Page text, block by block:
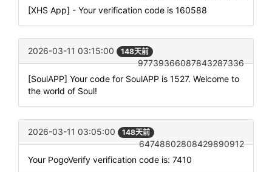
[XHS App] - Your verification code is 160588
2026-03-11 03:15:00 148天前
97739366087843287336
[SoulAPP] Your code for SoulAPP is 1527. Welcome to
the world of Soul!
2026-03-11 03:05:00 148天前
64748802808429890912
Your PogoVerify verification code is: 7410